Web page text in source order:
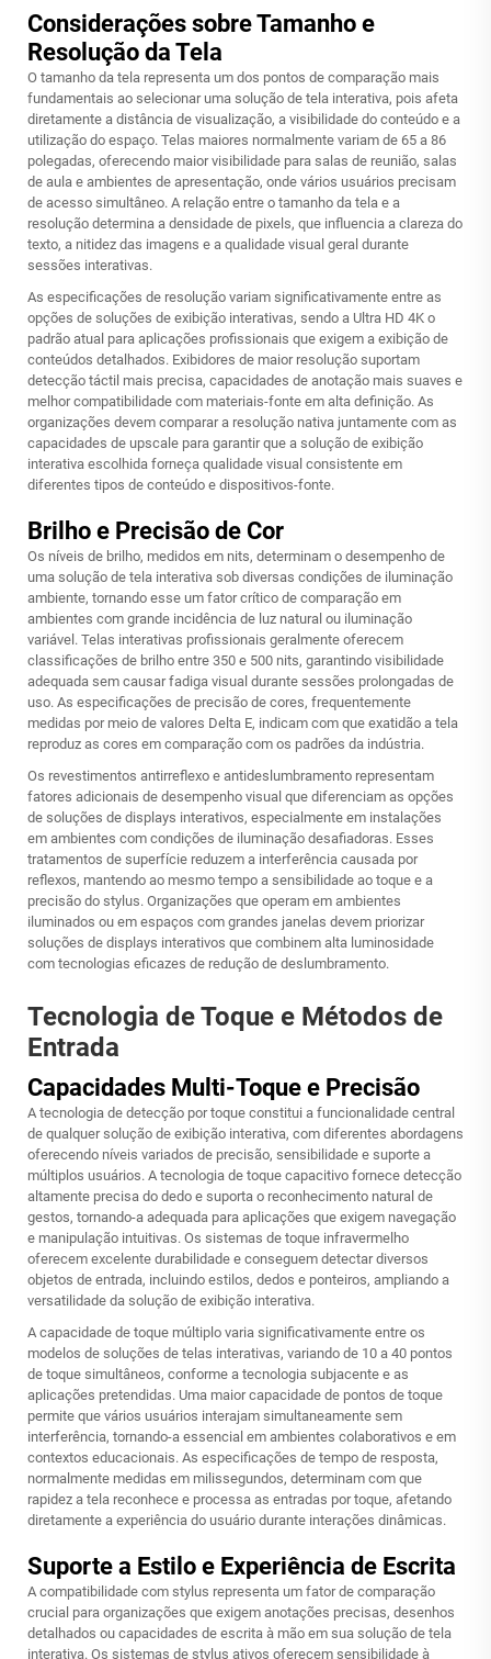
Considerações sobre Tamanho e
Resolução da Tela
O tamanho da tela representa um dos pontos de comparação mais
fundamentais ao selecionar uma solução de tela interativa, pois afeta
diretamente a distância de visualização, a visibilidade do conteúdo e a
utilização do espaço. Telas maiores normalmente variam de 65 a 86
polegadas, oferecendo maior visibilidade para salas de reunião, salas
de aula e ambientes de apresentação, onde vários usuários precisam
de acesso simultâneo. A relação entre o tamanho da tela e a
resolução determina a densidade de pixels, que influencia a clareza do
texto, a nitidez das imagens e a qualidade visual geral durante
sessões interativas.
As especificações de resolução variam significativamente entre as
opções de soluções de exibição interativas, sendo a Ultra HD 4K o
padrão atual para aplicações profissionais que exigem a exibição de
conteúdos detalhados. Exibidores de maior resolução suportam
detecção táctil mais precisa, capacidades de anotação mais suaves e
melhor compatibilidade com materiais-fonte em alta definição. As
organizações devem comparar a resolução nativa juntamente com as
capacidades de upscale para garantir que a solução de exibição
interativa escolhida forneça qualidade visual consistente em
diferentes tipos de conteúdo e dispositivos-fonte.
Brilho e Precisão de Cor
Os níveis de brilho, medidos em nits, determinam o desempenho de
uma solução de tela interativa sob diversas condições de iluminação
ambiente, tornando esse um fator crítico de comparação em
ambientes com grande incidência de luz natural ou iluminação
variável. Telas interativas profissionais geralmente oferecem
classificações de brilho entre 350 e 500 nits, garantindo visibilidade
adequada sem causar fadiga visual durante sessões prolongadas de
uso. As especificações de precisão de cores, frequentemente
medidas por meio de valores Delta E, indicam com que exatidão a tela
reproduz as cores em comparação com os padrões da indústria.
Os revestimentos antirreflexo e antideslumbramento representam
fatores adicionais de desempenho visual que diferenciam as opções
de soluções de displays interativos, especialmente em instalações
em ambientes com condições de iluminação desafiadoras. Esses
tratamentos de superfície reduzem a interferência causada por
reflexos, mantendo ao mesmo tempo a sensibilidade ao toque e a
precisão do stylus. Organizações que operam em ambientes
iluminados ou em espaços com grandes janelas devem priorizar
soluções de displays interativos que combinem alta luminosidade
com tecnologias eficazes de redução de deslumbramento.
Tecnologia de Toque e Métodos de
Entrada
Capacidades Multi-Toque e Precisão
A tecnologia de detecção por toque constitui a funcionalidade central
de qualquer solução de exibição interativa, com diferentes abordagens
oferecendo níveis variados de precisão, sensibilidade e suporte a
múltiplos usuários. A tecnologia de toque capacitivo fornece detecção
altamente precisa do dedo e suporta o reconhecimento natural de
gestos, tornando-a adequada para aplicações que exigem navegação
e manipulação intuitivas. Os sistemas de toque infravermelho
oferecem excelente durabilidade e conseguem detectar diversos
objetos de entrada, incluindo estilos, dedos e ponteiros, ampliando a
versatilidade da solução de exibição interativa.
A capacidade de toque múltiplo varia significativamente entre os
modelos de soluções de telas interativas, variando de 10 a 40 pontos
de toque simultâneos, conforme a tecnologia subjacente e as
aplicações pretendidas. Uma maior capacidade de pontos de toque
permite que vários usuários interajam simultaneamente sem
interferência, tornando-a essencial em ambientes colaborativos e em
contextos educacionais. As especificações de tempo de resposta,
normalmente medidas em milissegundos, determinam com que
rapidez a tela reconhece e processa as entradas por toque, afetando
diretamente a experiência do usuário durante interações dinâmicas.
Suporte a Estilo e Experiência de Escrita
A compatibilidade com stylus representa um fator de comparação
crucial para organizações que exigem anotações precisas, desenhos
detalhados ou capacidades de escrita à mão em sua solução de tela
interativa. Os sistemas de stylus ativos oferecem sensibilidade à